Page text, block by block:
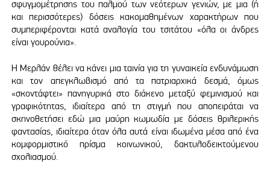
σφυγμομέτρησης του παλμού των νεότερων γενιών, με μια (ή
και περισσότερες) δόσεις κακομαθημένων χαρακτήρων που
συμπεριφέρονται κατά αναλογία του τσιτάτου «όλα οι άνδρες
είναι γουρούνια».
Η Μερλάν θέλει να κάνει μια ταινία για τη γυναικεία ενδυνάμωση
και τον απεγκλωβισμό από τα πατριαρχικά δεσμά, όμως
«σκοντάφτει» πανηγυρικά στο διάκενο μεταξύ φεμινισμού και
γραφικότητας, ιδιαίτερα από τη στιγμή που αποπειράται να
σκηνοθετήσει εδώ μια μαύρη κωμωδία με δόσεις θριλερικής
φαντασίας, ιδιαίτερα όταν όλα αυτά είναι ιδωμένα μέσα από ένα
κομφορμιστικό πρίσμα κοινωνικού, δακτυλοδεικτούμενου
σχολιασμού.